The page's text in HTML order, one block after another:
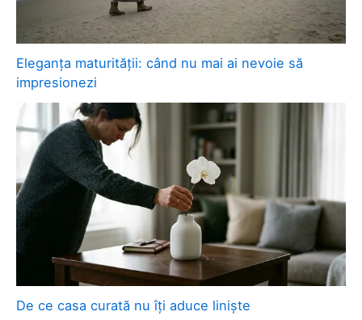
Eleganța maturității: când nu mai ai nevoie să
impresionezi
De ce casa curată nu îți aduce liniște